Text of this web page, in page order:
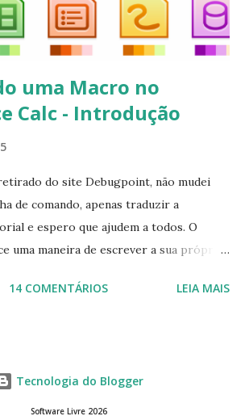
uma Macro no
Calc - Introdução
do site Debugpoint, não mudei
de comando, apenas traduzir a
e espero que ajudem a todos. O
uma maneira de escrever a sua própria
Você pode usar Python ou Basic
macro que iria colocar a string ' Olá
célula do LibreOffice Calc ou seja, a
14 COMENTÁRIOS LEIA MAIS
Tecnologia do Blogger
Software Livre 2026